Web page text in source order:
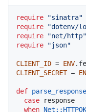
require
"sinatra"
require
"dotenv/
require
"net/http"
require
"json"
CLIENT_ID = ENV
CLIENT_SECRET =
def parse_response
case response
when Net : :HTTPOK